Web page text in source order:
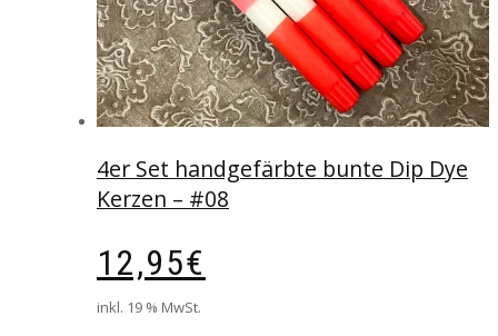
4er Set handgefärbte bunte Dip Dye
Kerzen – #08
12,95€
inkl. 19 % MwSt.